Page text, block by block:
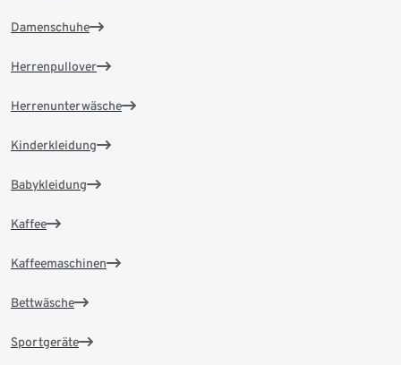
Damenschuhe
Herrenpullover
Herrenunterwäsche
Kinderkleidung
Babykleidung
Kaffee
Kaffeemaschinen
Bettwäsche
Sportgeräte